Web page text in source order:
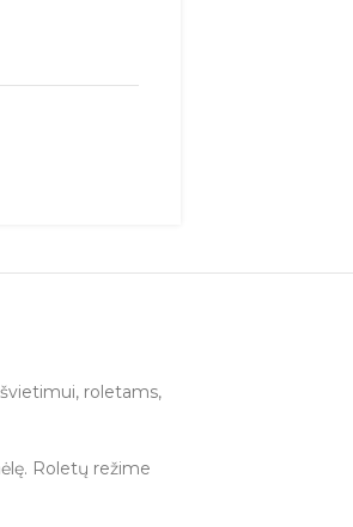
roletams,
Roletų režime